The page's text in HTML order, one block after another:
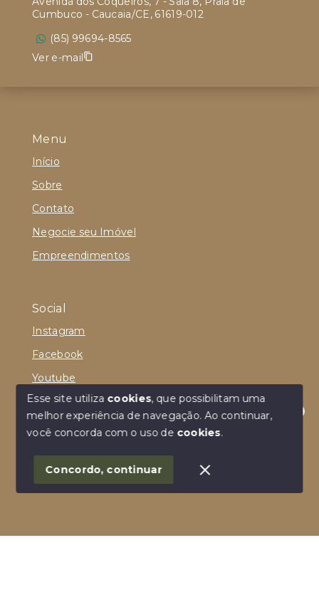
Olá! Estamos disponíveis para te ajudar.
Menu
Início
Sobre
Contato
Negocie seu Imóvel
Empreendimentos
Social
Instagram
Facebook
Youtube
© Copyright 2026 - Viva no Cumbuco Imóveis - Todos
SITE PARA IMOBILIARIA
Cumbuco - Caucaia/CE, 61619-012
(85) 99694-8565
Ver e-mail
Esse site utiliza cookies, que possibilitam uma
melhor experiência de navegação.Ao continuar,
você concorda com o uso de cookies.
Concordo, continuar